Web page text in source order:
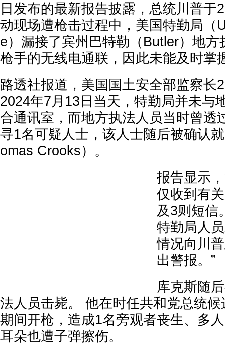
日发布的最新报告披露，总统川普于
动现场遭枪击过程中，美国特勤局（
e）漏接了宾州巴特勒（Butler）地
枪手的无线电通联，因此未能及时掌
路透社报道，美国国土安全部监察长
2024年7月13日当天，特勤局并未与
合通讯室，而地方执法人员当时曾透
寻1名可疑人士，该人士随后被确认
omas Crooks）。
报告显示
仅收到有
及3则短信
特勤局人
情况向川
出警报。”
库克斯随
法人员击毙。 他在时任共和党总统
期间开枪，造成1名旁观者丧生、多
耳朵也遭子弹擦伤。